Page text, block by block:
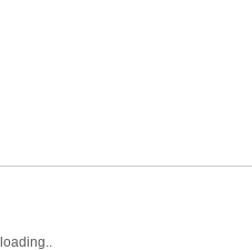
loading..